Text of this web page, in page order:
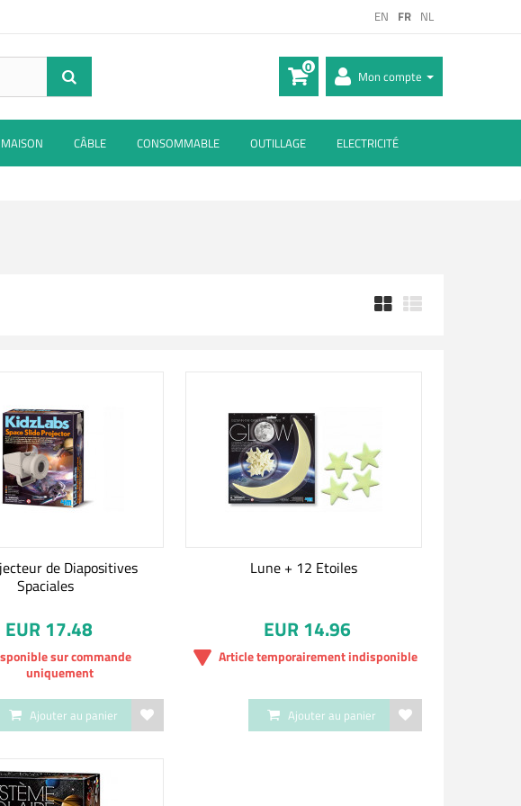
EN FR NL
Mon compte
0
MAISON CÂBLE CONSOMMABLE OUTILLAGE ELECTRICITÉ
de Diapositives
Spaciales
EUR 17.48
sur commande
uniquement
Ajouter au panier
Lune + 12 Etoiles
EUR 14.96
Article temporairement indisponible
Ajouter au panier